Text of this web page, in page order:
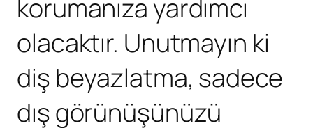
korumanıza yardımcı
olacaktır. Unutmayın ki
diş beyazlatma, sadece
dış görünüşünüzü